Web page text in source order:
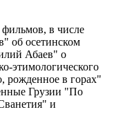
в числе
об осетинском
Абаев" о
этимологического
рожденное в горах"
Грузии "По
и